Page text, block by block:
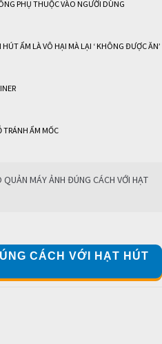
PHỤ THUỘC VÀO NGƯỜI DÙNG
ẨM LÀ VÔ HẠI MÀ LẠI ‘ KHÔNG ĐƯỢC ĂN’
ẨM MỐC
QUẢN MÁY ẢNH ĐÚNG CÁCH VỚI HẠT
CÁCH VỚI HẠT HÚT